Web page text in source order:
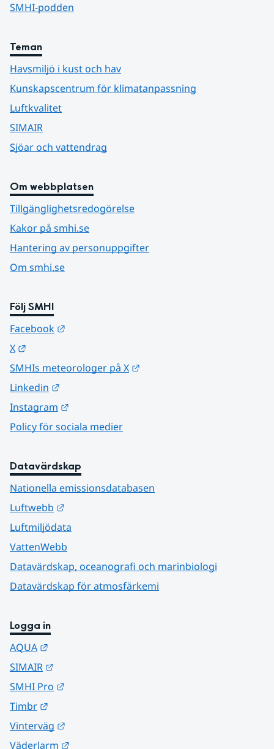
SMHI-podden
Teman
Havsmiljö i kust och hav
Kunskapscentrum för klimatanpassning
Luftkvalitet
SIMAIR
Sjöar och vattendrag
Om webbplatsen
Tillgänglighetsredogörelse
Kakor på smhi.se
Hantering av personuppgifter
Om smhi.se
Följ SMHI
Facebook
X
SMHIs meteorologer på X
Linkedin
Instagram
Policy för sociala medier
Datavärdskap
Nationella emissionsdatabasen
Luftwebb
Luftmiljödata
VattenWebb
Datavärdskap, oceanografi och marinbiologi
Datavärdskap för atmosfärkemi
Logga in
AQUA
SIMAIR
SMHI Pro
Timbr
Vinterväg
Väderlarm